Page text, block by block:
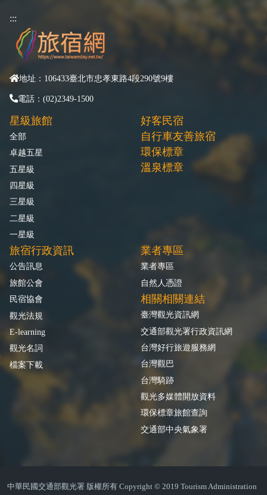
:::
地址：106433臺北市忠孝東路4段290號9樓
電話：(02)2349-1500
星級旅館
全部
卓越五星
五星級
四星級
三星級
二星級
一星級
好客民宿
自行車友善旅宿
環保標章
溫泉標章
旅宿行政資訊
公告訊息
旅館公會
民宿協會
觀光法規
E-learning
觀光名詞
檔案下載
業者專區
業者專區
自然人憑證
相關相關連結
臺灣觀光資訊網
交通部觀光署行政資訊網
台灣好行旅遊服務網
台灣觀巴
台灣騎跡
觀光多媒體開放資料
環保標章旅館查詢
交通部中央氣象署
中華民國交通部觀光署 版權所有 Copyright © 2019 Tourism Administration